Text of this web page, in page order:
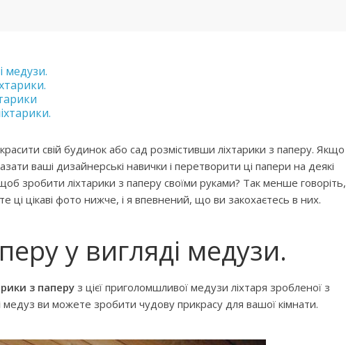
медузи.
свій будинок або сад розмістивши ліхтарики з паперу. Якщо
ваші дизайнерські навички і перетворити ці папери на деякі
зробити ліхтарики з паперу своїми руками? Так менше говоріть,
ці цікаві фото нижче, і я впевнений, що ви закохаєтесь в них.
у вигляді медузи.
з паперу з цієї приголомшливої медузи ліхтаря зробленої з
ви можете зробити чудову прикрасу для вашої кімнати.